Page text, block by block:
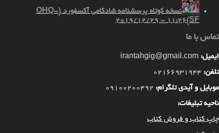
نسخه کوتاه پرسشنامه شادکامی آکسفورد (OHQ-
SF)
2019/12/29 - 11:26
تماس با ما
ایمیل:
تلفن:
موبایل و آیدی تلگرام: 09100200492
ناحیه تبلیغات:
چاپ کتاب و فروش کتاب